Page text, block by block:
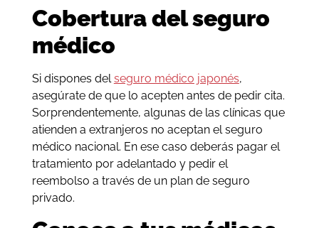
Cobertura del seguro
médico
Si dispones delseguro médico japonés,
asegúrate de que lo acepten antes de pedir cita.
Sorprendentemente, algunas de las clínicas que
atienden a extranjeros no aceptan el seguro
médico nacional. En ese caso deberás pagar el
tratamiento por adelantado y pedir el
reembolso a través de un plan de seguro
privado.